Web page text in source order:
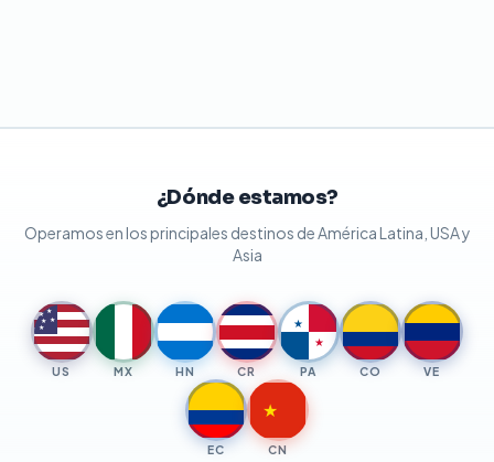
¿Dónde estamos?
Operamos en los principales destinos de América Latina, USA y
Asia
★ ★
★ ★
★
US MX HN CR
★
★
PA CO VE
EC
★
CN